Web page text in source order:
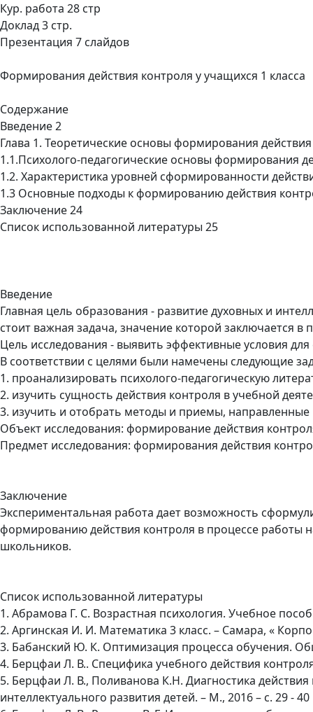
Кур. работа 28 стр
Доклад 3 стр.
Презентация 7 слайдов
Формирования действия контроля у учащихся 1 класса
Содержание
Введение 2
Глава 1. Теоретические основы формирования
1.1.Психолого-педагогические основы формирования
1.2. Характеристика уровней сформированности
1.3 Основные подходы к формированию действия
Заключение 24
Список использованной литературы 25
Введение
Главная цель образования - развитие духовных и
стоит важная задача, значение которой заключается
Цель исследования - выявить эффективные условия
В соответствии с целями были намечены следующие
1. проанализировать психолого-педагогическую
2. изучить сущность действия контроля в учебной
3. изучить и отобрать методы и приемы,
Объект исследования: формирование действия
Предмет исследования: формирования действия
Заключение
Экспериментальная работа дает возможность
формированию действия контроля в процессе
школьников.
Список использованной литературы
1. Абрамова Г. С. Возрастная психология. Учебное
2. Аргинская И. И. Математика 3 класс. – Самара, «
3. Бабанский Ю. К. Оптимизация процесса обучения.
4. Берцфаи Л. В.. Специфика учебного действия
5. Берцфаи Л. В., Поливанова К.Н. Диагностика
интеллектуального развития детей. – М., 2016 – с. 29 - 40